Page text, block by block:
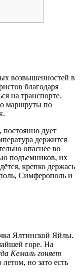
возвышенностей в
благодаря
на транспорте.
маршруты по
постоянно дует
держится
опаснее во
подъемников, их
крепко держась
Симферополь и
Ялтинской Яйлы.
горе. На
Кемаль гоняет
летом, но зато есть